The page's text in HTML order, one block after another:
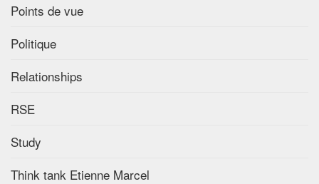
Points de vue
Politique
Relationships
RSE
Study
Think tank Etienne Marcel